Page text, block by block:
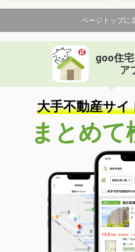
ページトップに
goo住
ア
大手不動産サイ
まとめて